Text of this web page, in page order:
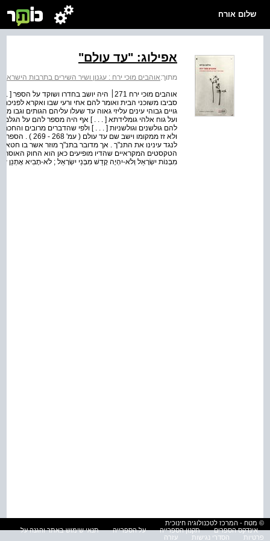
שלום אורח
אפילוג: "עד עולם"
מתוך:אוהבים מוכי ירח : עגנון ושיר השירים בתרבות
אוהבים מוכי ירח 271׀ היה יושב בחדרו
סביבו משוכני הבית ואומר להם אחי ורעי שבו ואקרא
גויים גבוהי עינים עליזי גאוה עד שעלו עליהם הגותים
ועל גוח אלהי גומלידתא [ . . . ] אף היה מספר להם על
להם גולשנים וגולשניות [ . . . ] ולפי שהדברים מרובים
ולא זז ממקומו
לנגד עינינו את התנ"ך . אך מדובר בתנ"ך מוזר אשר בו
הטקסטים המקראיים שהדיו מופיעים כאן הוא החוק
מִבְּנוֹת יִשְׂרָאֵל וְלֹא-יִהְיֶה קָדֵשׁ מִבְּנֵי יִשְׂרָאֵל ; לֹא-תָבִיא אֶתְנַן
© מטח - המרכז לטכנולוגיה חינוכית
אינדקס הספרים
תקנון הספרייה על הספרייה
תנאי שימוש באתר והגנה על
פרטיות
הסדרי נגישות עזרה